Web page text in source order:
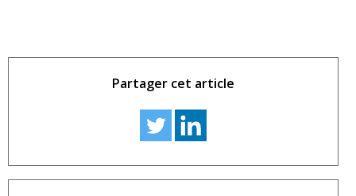
Partager cet article